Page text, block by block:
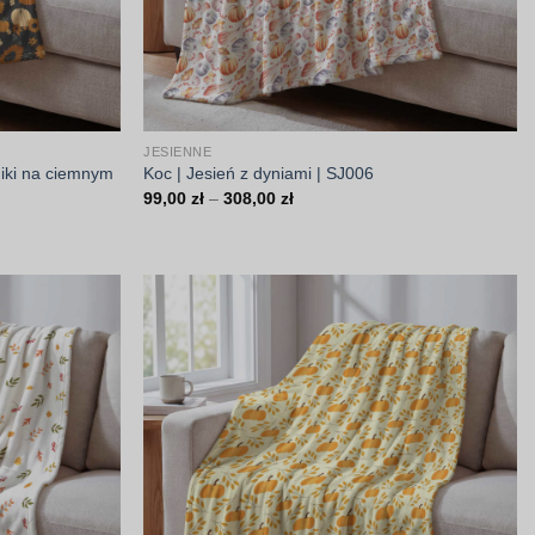
na ciemnym
JESIENNE
Koc | Jesień z dyniami | SJ006
99,00zł – 308,00złZakres
308,00 zł